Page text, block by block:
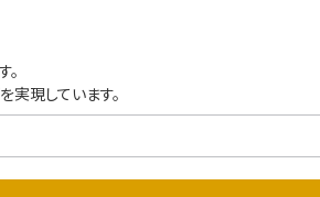
現しています。